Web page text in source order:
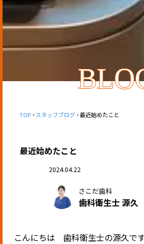
TOP スタッフブログ 最近始めたこと
最近始めたこと
2024.04.22
さこだ歯科
歯科衛生士 源久
こんにちは 歯科衛生士の源久で